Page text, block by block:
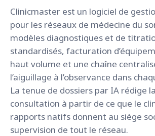
Clinicmaster est un logiciel de
pour les réseaux de médecine du
modèles diagnostiques et de
standardisés, facturation
haut volume et une chaîne
l’aiguillage à l’observance dans
La tenue de dossiers par IA rédige
consultation à partir de ce que le
rapports natifs donnent au siège
supervision de tout le réseau.